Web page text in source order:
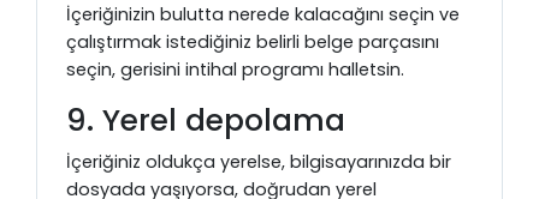
İçeriğinizin bulutta nerede kalacağını seçin ve
çalıştırmak istediğiniz belirli belge parçasını
seçin, gerisini intihal programı halletsin.
9. Yerel depolama
İçeriğiniz oldukça yerelse, bilgisayarınızda bir
dosyada yaşıyorsa, doğrudan yerel